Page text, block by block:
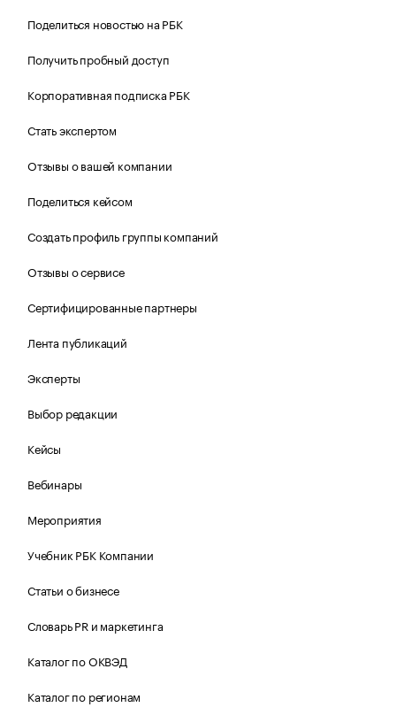
Поделиться новостью на РБК
Получить пробный доступ
Корпоративная подписка РБК
Стать экспертом
Отзывы о вашей компании
Поделиться кейсом
Создать профиль группы компаний
Отзывы о сервисе
Сертифицированные партнеры
Лента публикаций
Эксперты
Выбор редакции
Кейсы
Вебинары
Мероприятия
Учебник РБК Компании
Статьи о бизнесе
Словарь PR и маркетинга
Каталог по ОКВЭД
Каталог по регионам